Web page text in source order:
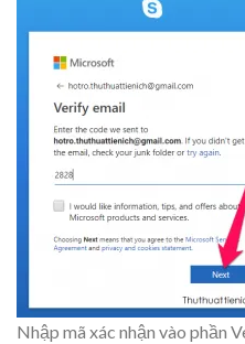
Nhập mã xác nhận vào phần